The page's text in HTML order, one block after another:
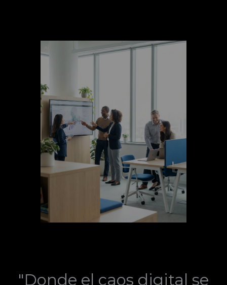
"Donde el caos digital se